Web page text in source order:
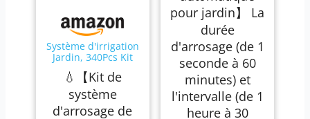
Système d'irrigation
Jardin, 340Pcs Kit
d'irrigation Goutte,
55m+15m Kit
Arrosage
Automatique,Kit
d'irrigation Goutte à
💧【Kit de
système
d'arrosage de
pour jardin】 La
durée
d'arrosage (de 1
seconde à 60
minutes) et
l'intervalle (de 1
heure à 30